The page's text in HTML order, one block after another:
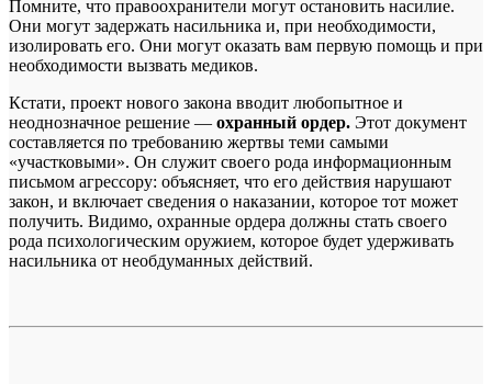
Помните, что правоохранители могут остановить насилие.
Они могут задержать насильника и, при необходимости,
изолировать его. Они могут оказать вам первую помощь и при
необходимости вызвать медиков.
Кстати, проект нового закона вводит любопытное и
неоднозначное решение — охранный ордер. Этот документ
составляется по требованию жертвы теми самыми
«участковыми». Он служит своего рода информационным
письмом агрессору: объясняет, что его действия нарушают
закон, и включает сведения о наказании, которое тот может
получить. Видимо, охранные ордера должны стать своего
рода психологическим оружием, которое будет удерживать
насильника от необдуманных действий.